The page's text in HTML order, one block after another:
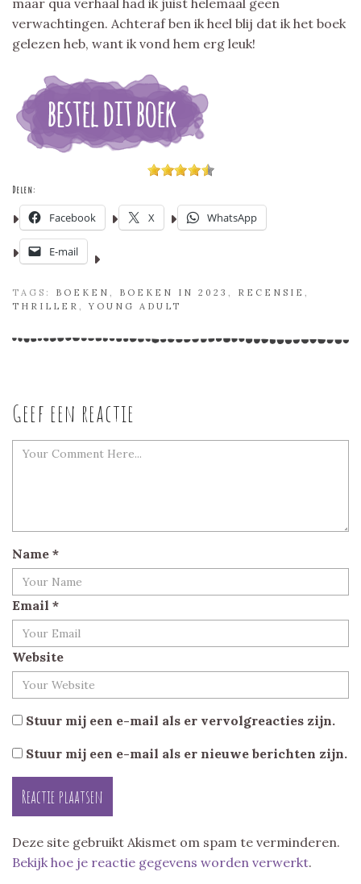
verwachtingen. Achteraf ben ik heel blij dat ik het boek
gelezen heb, want ik vond hem erg leuk!
Delen:
Facebook X WhatsApp
E-mail
TAGS: BOEKEN , BOEKEN IN 2023 , RECENSIE ,
THRILLER ,YOUNG ADULT
Geef een reactie
Name *
Email *
Website
Stuur mij een e-mail als er vervolgreacties zijn.
Stuur mij een e-mail als er nieuwe berichten zijn.
Deze site gebruikt Akismet om spam te verminderen.
Bekijk hoe je reactie gegevens worden verwerkt.